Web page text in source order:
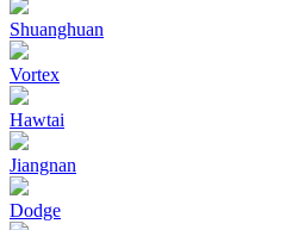
Shuanghuan
Vortex
Hawtai
Jiangnan
Dodge